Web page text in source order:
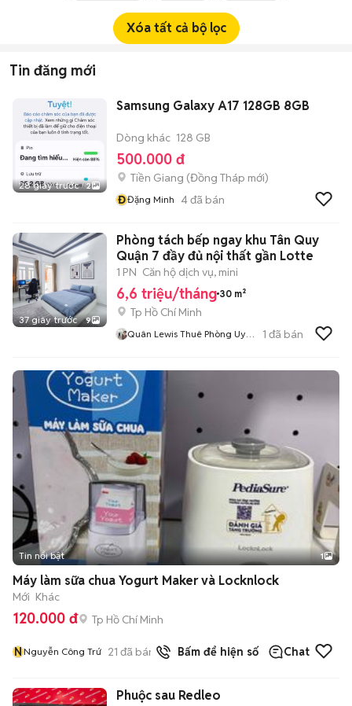
Xóa tất cả bộ lọc
Tin đăng mới
28 giây trước 2
Samsung Galaxy A17 128GB 8GB
Dòng khác 128 GB
500.000 đ
Tiền Giang (Đồng Tháp mới)
ĐĐặng Minh 4đã bán
37 giây trước 9
Phòng tách bếp ngay khu Tân Quy
Quận 7 đầy đủ nội thất gần Lotte
1 PN Căn hộ dịch vụ, mini
6,6 triệu/tháng 30 m²
Tp Hồ Chí Minh
Quân Lewis Thuê Phòng Uy
1 đã bán
Tin nổi bật 1
Máy làm sữa chua Yogurt Maker và Locknlock
Mới Khác
120.000 đ Tp Hồ Chí Minh
NNguyễn Công Trứ 21 đã bán Bấm để hiện số Chat
Phuộc sau Redleo